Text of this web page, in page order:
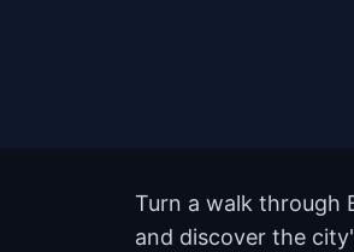
Turn a walk through
and discover the